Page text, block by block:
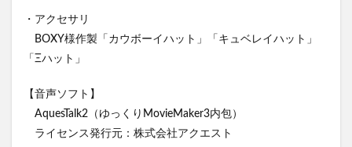
・アクセサリ
BOXY様作製「カウボーイハット」「キュベレイハット」
「Ξハット」
【音声ソフト】
AquesTalk2（ゆっくりMovieMaker3内包）
ライセンス発行元：株式会社アクエスト